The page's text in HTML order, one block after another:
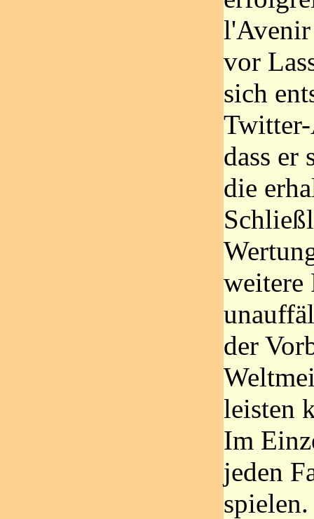
vor
sich
dass er
die
weitere
der
leisten
Im
jeden
spielen.